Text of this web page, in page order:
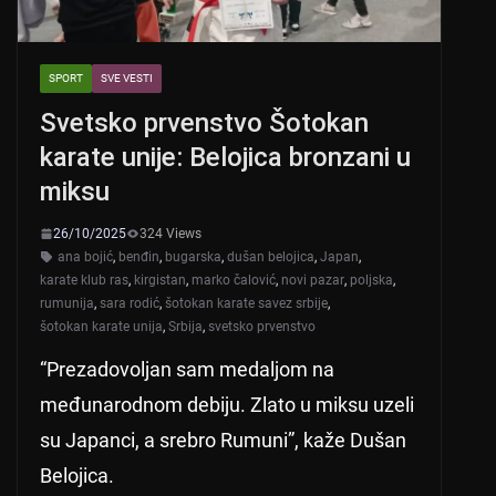
SPORT SVE VESTI
Svetsko prvenstvo Šotokan
karate unije: Belojica bronzani u
miksu
26/10/2025
324 Views
ana bojić, benđin, bugarska, dušan belojica, Japan,
karate klub ras, kirgistan, marko čalović, novi pazar, poljska,
rumunija, sara rodić, šotokan karate savez srbije,
šotokan karate unija, Srbija, svetsko prvenstvo
“Prezadovoljan sam medaljom na
međunarodnom debiju. Zlato u miksu uzeli
su Japanci, a srebro Rumuni”, kaže Dušan
Belojica.